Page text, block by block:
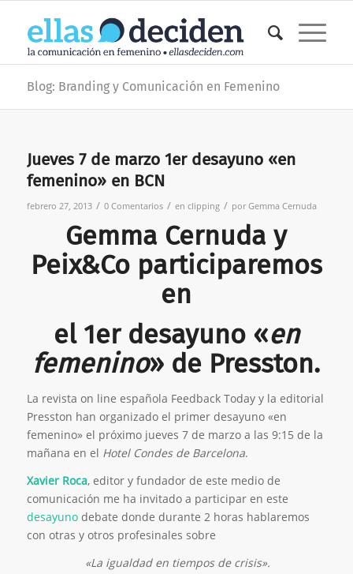
Blog: Branding y Comunicación en Femenino
Jueves 7 de marzo 1er desayuno «en
femenino» en BCN
febrero 27, 2013 / 0 Comentarios / en clipping / porGemma Cernuda
Gemma Cernuday
Peix&Co participaremos
en
el 1er desayuno «en
femenino» de Presston.
La revista on line española Feedback Today y la editorial
Presston han organizado el primer desayuno «en
femenino» el próximo jueves 7 de marzo a las 9:15 de la
mañana en el Hotel Condes de Barcelona.
Xavier Roca, editor y fundador de este medio de
comunicación me ha invitado a participar en este
desayunodebate donde durante 2 horas hablaremos
con otras y otros profesinales sobre
«La igualdad en tiempos de crisis».